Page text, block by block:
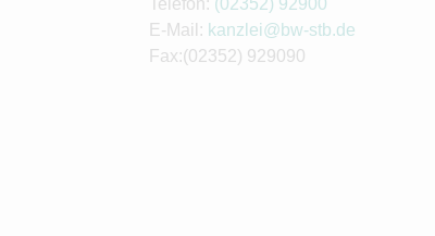
Telefon: (02352) 92900
E-Mail: kanzlei@bw-stb.de
Fax:(02352) 929090